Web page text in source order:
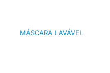
MÁSCARA LAVÁVEL